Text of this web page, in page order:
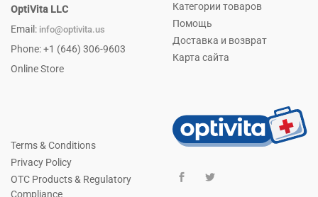
OptiVita LLC
Email: info@optivita.us
Phone: +1 (646) 306-9603
Online Store
Категории товаров
Помощь
Доставка и возврат
Карта сайта
Terms & Conditions
Privacy Policy
OTC Products & Regulatory
Compliance